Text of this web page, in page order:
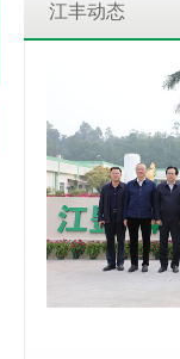
江丰动态